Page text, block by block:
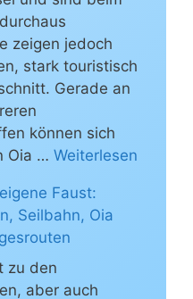
zeigen jedoch
stark touristisch
Gerade an
können sich
Oia … Weiterlesen
Faust:
Seilbahn, Oia
zu den
aber auch